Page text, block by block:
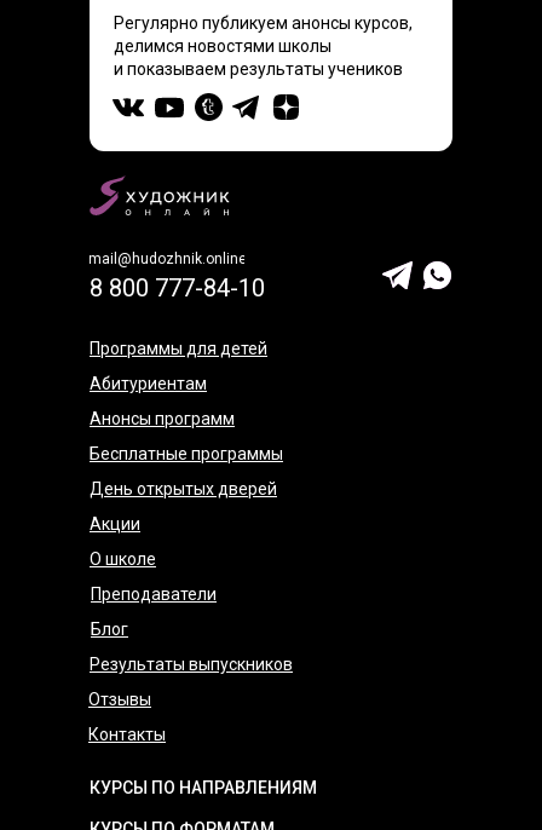
mail@hudozhnik.online
Регулярно публикуем анонсы курсов,
делимся новостями школы
и показываем результаты учеников
8 800 777-84-10
КУРСЫ ПО НАПРАВЛЕНИЯМ
Программы для детей
Абитуриентам
Анонсы программ
Бесплатные программы
День открытых дверей
Акции
О школе
Преподаватели
Блог
Результаты выпускников
Отзывы
Контакты